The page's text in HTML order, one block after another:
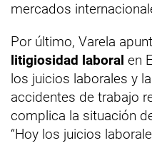
mercados
Por último, Varela
litigiosidad laboral en
los juicios laborales y
accidentes de trabajo
complica la situación
“Hoy los juicios